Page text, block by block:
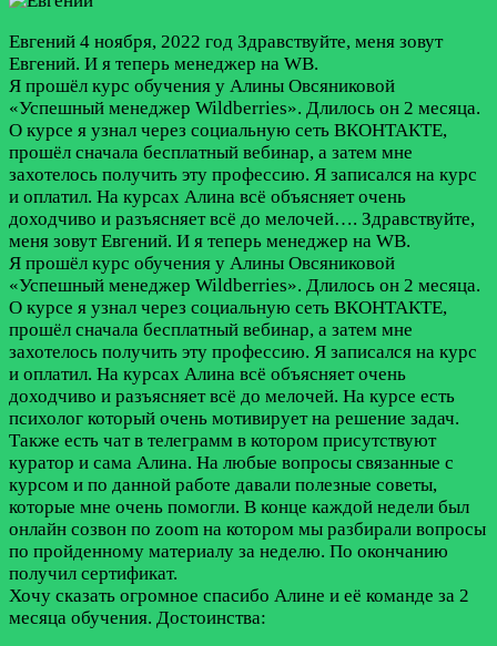
Евгений 4 ноября, 2022 год Здравствуйте, меня зовут
Евгений. И я теперь менеджер на WB.
Я прошёл курс обучения у Алины Овсяниковой
«Успешный менеджер Wildberries». Длилось он 2 месяца.
О курсе я узнал через социальную сеть ВКОНТАКТЕ,
прошёл сначала бесплатный вебинар, а затем мне
захотелось получить эту профессию. Я записался на курс
и оплатил. На курсах Алина всё объясняет очень
доходчиво и разъясняет всё до мелочей…. Здравствуйте,
меня зовут Евгений. И я теперь менеджер на WB.
Я прошёл курс обучения у Алины Овсяниковой
«Успешный менеджер Wildberries». Длилось он 2 месяца.
О курсе я узнал через социальную сеть ВКОНТАКТЕ,
прошёл сначала бесплатный вебинар, а затем мне
захотелось получить эту профессию. Я записался на курс
и оплатил. На курсах Алина всё объясняет очень
доходчиво и разъясняет всё до мелочей. На курсе есть
психолог который очень мотивирует на решение задач.
Также есть чат в телеграмм в котором присутствуют
куратор и сама Алина. На любые вопросы связанные с
курсом и по данной работе давали полезные советы,
которые мне очень помогли. В конце каждой недели был
онлайн созвон по zoom на котором мы разбирали вопросы
по пройденному материалу за неделю. По окончанию
получил сертификат.
Хочу сказать огромное спасибо Алине и её команде за 2
месяца обучения. Достоинства: